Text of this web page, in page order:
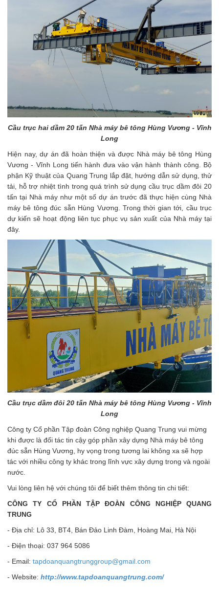
Cầu trục hai dầm 20 tấn Nhà máy bê tông Hùng Vương - Vĩnh
Long
Hiện nay, dự án đã hoàn thiện và được Nhà máy bê tông Hùng
Vương - Vĩnh Long tiến hành đưa vào vận hành thành công. Bộ
phận Kỹ thuật của Quang Trung lắp đặt, hướng dẫn sử dụng, thử
tải, hỗ trợ nhiệt tình trong quá trình sử dụng cầu trục dầm đôi 20
tấn tại Nhà máy như một số dự án trước đã thực hiện cùng Nhà
máy bê tông đúc sẵn Hùng Vương. Trong thời gian tới, cầu trục
dự kiến sẽ hoạt động liên tục phục vụ sản xuất của Nhà máy tại
đây.
Cầu trục dầm đôi 20 tấn Nhà máy bê tông Hùng Vương - Vĩnh
Long
Công ty Cổ phần Tập đoàn Công nghiệp Quang Trung vui mừng
khi được là đối tác tin cậy góp phần xây dựng Nhà máy bê tông
đúc sẵn Hùng Vương, hy vọng trong tương lai không xa sẽ hợp
tác với nhiều công ty khác trong lĩnh vực xây dựng trong và ngoài
nước.
Vui lòng liên hệ với chúng tôi để biết thêm thông tin chi tiết:
CÔNG TY CỔ PHẦN TẬP ĐOÀN CÔNG NGHIỆP QUANG
TRUNG
- Địa chỉ: Lô 33, BT4, Bán Đảo Linh Đàm, Hoàng Mai, Hà Nội
- Điện thoại: 037 964 5086
- Email: tapdoanquangtrunggroup@gmail.com
- Website: http://www.tapdoanquangtrung.com/